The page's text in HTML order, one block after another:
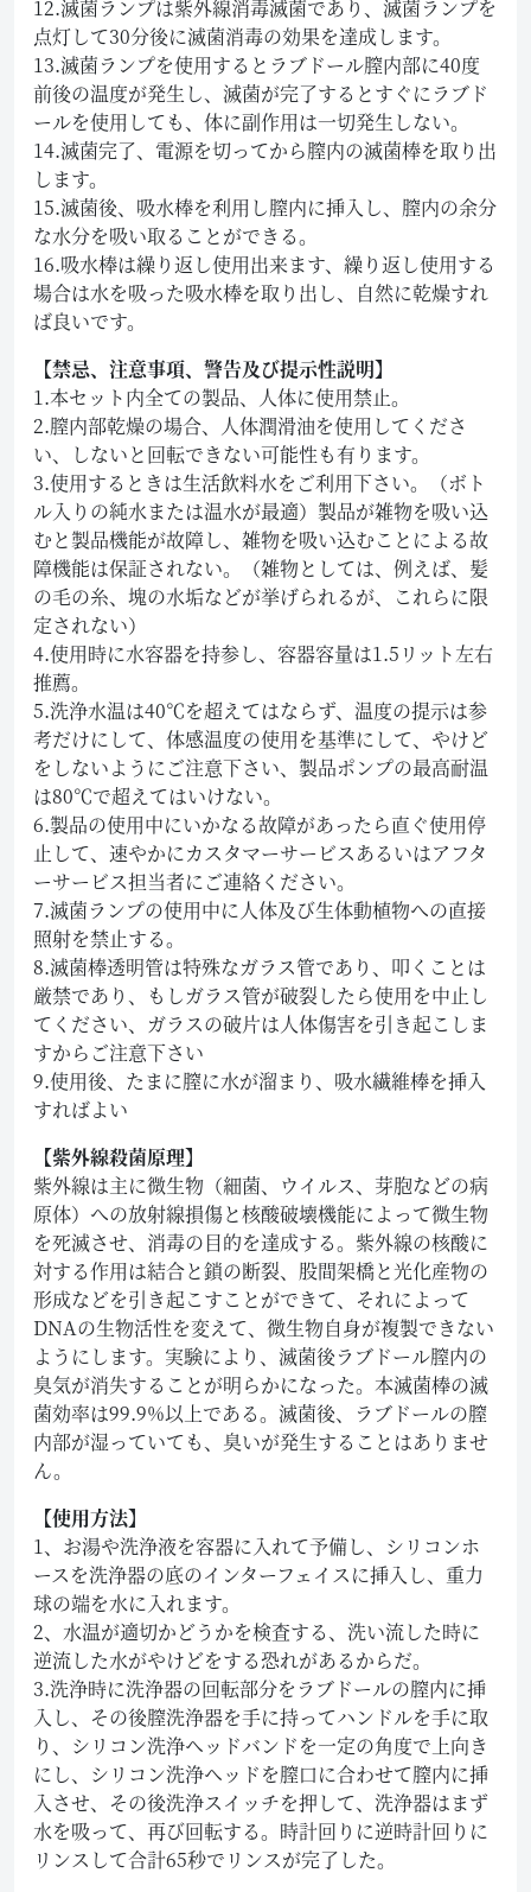
12.滅菌ランプは紫外線消毒滅菌であり、滅菌ランプを
点灯して30分後に滅菌消毒の効果を達成します。
13.滅菌ランプを使用するとラブドール膣内部に40度
前後の温度が発生し、滅菌が完了するとすぐにラブド
ールを使用しても、体に副作用は一切発生しない。
14.滅菌完了、電源を切ってから膣内の滅菌棒を取り出
します。
15.滅菌後、吸水棒を利用し膣内に挿入し、膣内の余分
な水分を吸い取ることができる。
16.吸水棒は繰り返し使用出来ます、繰り返し使用する
場合は水を吸った吸水棒を取り出し、自然に乾燥すれ
ば良いです。
【禁忌、注意事項、警告及び提示性説明】
1.本セット内全ての製品、人体に使用禁止。
2.膣内部乾燥の場合、人体潤滑油を使用してくださ
い、しないと回転できない可能性も有ります。
3.使用するときは生活飲料水をご利用下さい。（ボト
ル入りの純水または温水が最適）製品が雑物を吸い込
むと製品機能が故障し、雑物を吸い込むことによる故
障機能は保証されない。（雑物としては、例えば、髪
の毛の糸、塊の水垢などが挙げられるが、これらに限
定されない）
4.使用時に水容器を持参し、容器容量は1.5リット左右
推薦。
5.洗浄水温は40℃を超えてはならず、温度の提示は参
考だけにして、体感温度の使用を基準にして、やけど
をしないようにご注意下さい、製品ポンプの最高耐温
は80℃で超えてはいけない。
6.製品の使用中にいかなる故障があったら直ぐ使用停
止して、速やかにカスタマーサービスあるいはアフタ
ーサービス担当者にご連絡ください。
7.滅菌ランプの使用中に人体及び生体動植物への直接
照射を禁止する。
8.滅菌棒透明管は特殊なガラス管であり、叩くことは
厳禁であり、もしガラス管が破裂したら使用を中止し
てください、ガラスの破片は人体傷害を引き起こしま
すからご注意下さい
9.使用後、たまに膣に水が溜まり、吸水繊維棒を挿入
すればよい
【紫外線殺菌原理】
紫外線は主に微生物（細菌、ウイルス、芽胞などの病
原体）への放射線損傷と核酸破壊機能によって微生物
を死滅させ、消毒の目的を達成する。紫外線の核酸に
対する作用は結合と鎖の断裂、股間架橋と光化産物の
形成などを引き起こすことができて、それによって
DNAの生物活性を変えて、微生物自身が複製できない
ようにします。実験により、滅菌後ラブドール膣内の
臭気が消失することが明らかになった。本滅菌棒の滅
菌効率は99.9%以上である。滅菌後、ラブドールの膣
内部が湿っていても、臭いが発生することはありませ
ん。
【使用方法】
1、お湯や洗浄液を容器に入れて予備し、シリコンホ
ースを洗浄器の底のインターフェイスに挿入し、重力
球の端を水に入れます。
2、水温が適切かどうかを検査する、洗い流した時に
逆流した水がやけどをする恐れがあるからだ。
3.洗浄時に洗浄器の回転部分をラブドールの膣内に挿
入し、その後膣洗浄器を手に持ってハンドルを手に取
り、シリコン洗浄ヘッドバンドを一定の角度で上向き
にし、シリコン洗浄ヘッドを膣口に合わせて膣内に挿
入させ、その後洗浄スイッチを押して、洗浄器はまず
水を吸って、再び回転する。時計回りに逆時計回りに
リンスして合計65秒でリンスが完了した。